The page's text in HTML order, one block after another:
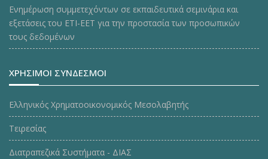
Ενημέρωση συμμετεχόντων σε εκπαιδευτικά σεμινάρια και
εξετάσεις του ΕΤΙ-ΕΕΤ για την προστασία των προσωπικών
τους δεδομένων
ΧΡΗΣΙΜΟΙ ΣΥΝΔΕΣΜΟΙ
Ελληνικός Χρηματοοικονομικός Μεσολαβητής
Τειρεσίας
Διατραπεζικά Συστήματα - ΔΙΑΣ